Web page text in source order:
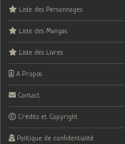
Liste des Personnages
Liste des Mangas
Liste des Livres
A Propos
Contact
Crédits et Copyright
Politique de confidentialité